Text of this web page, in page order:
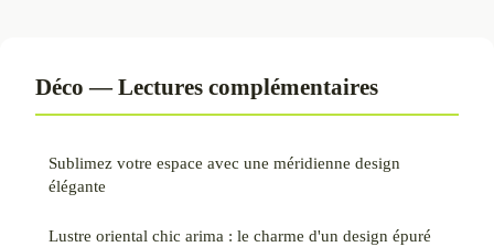
Déco — Lectures complémentaires
Sublimez votre espace avec une méridienne design
élégante
Lustre oriental chic arima : le charme d'un design épuré